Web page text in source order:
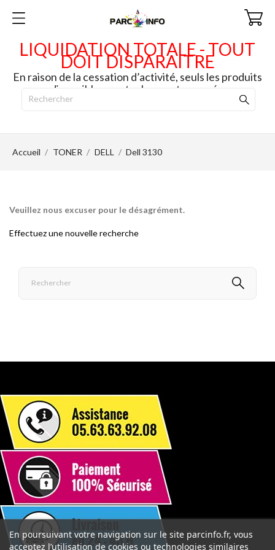
LIQUIDATION TOTALE - TOUT
DOIT DISPARAITRE
En raison de la cessation d’activité, seuls les produits
disponibles en stock seront envoyés.
Accueil TONER DELL Dell 3130
Veuillez nous excuser pour le désagrément.
Effectuez une nouvelle recherche
En poursuivant votre navigation sur le site parcinfo.fr, vous
acceptez l’utilisation de cookies ou technologies similaires